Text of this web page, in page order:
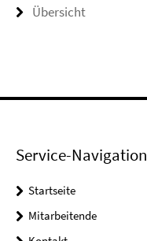
Übersicht
Service-Navigation
Startseite
Mitarbeitende